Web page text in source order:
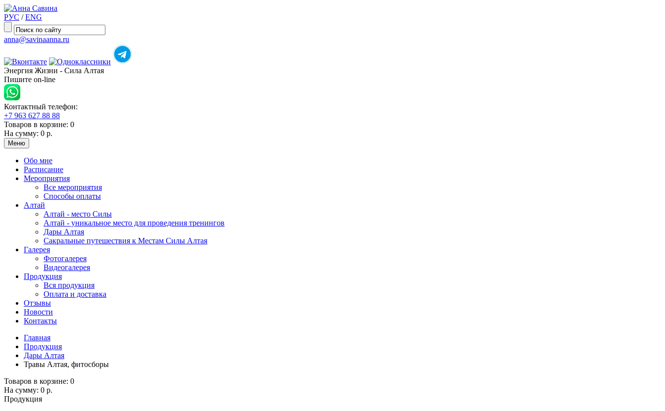
РУС /ENG
anna@savinaanna.ru
Энергия Жизни - Сила Алтая
Пишите on-line
Контактный телефон:
+7 963 627 88 88
Товаров в корзине: 0
На сумму: 0 р.
Меню
Обо мне
Расписание
Мероприятия
Все мероприятия
Способы оплаты
Алтай
Алтай - место Силы
Алтай - уникальное место для проведения тренингов
Дары Алтая
Сакральные путешествия к Местам Силы Алтая
Галерея
Фотогалерея
Видеогалерея
Продукция
Вся продукция
Оплата и доставка
Отзывы
Новости
Контакты
Главная
Продукция
Дары Алтая
Травы Алтая, фитосборы
Товаров в корзине: 0
На сумму: 0 р.
Продукция